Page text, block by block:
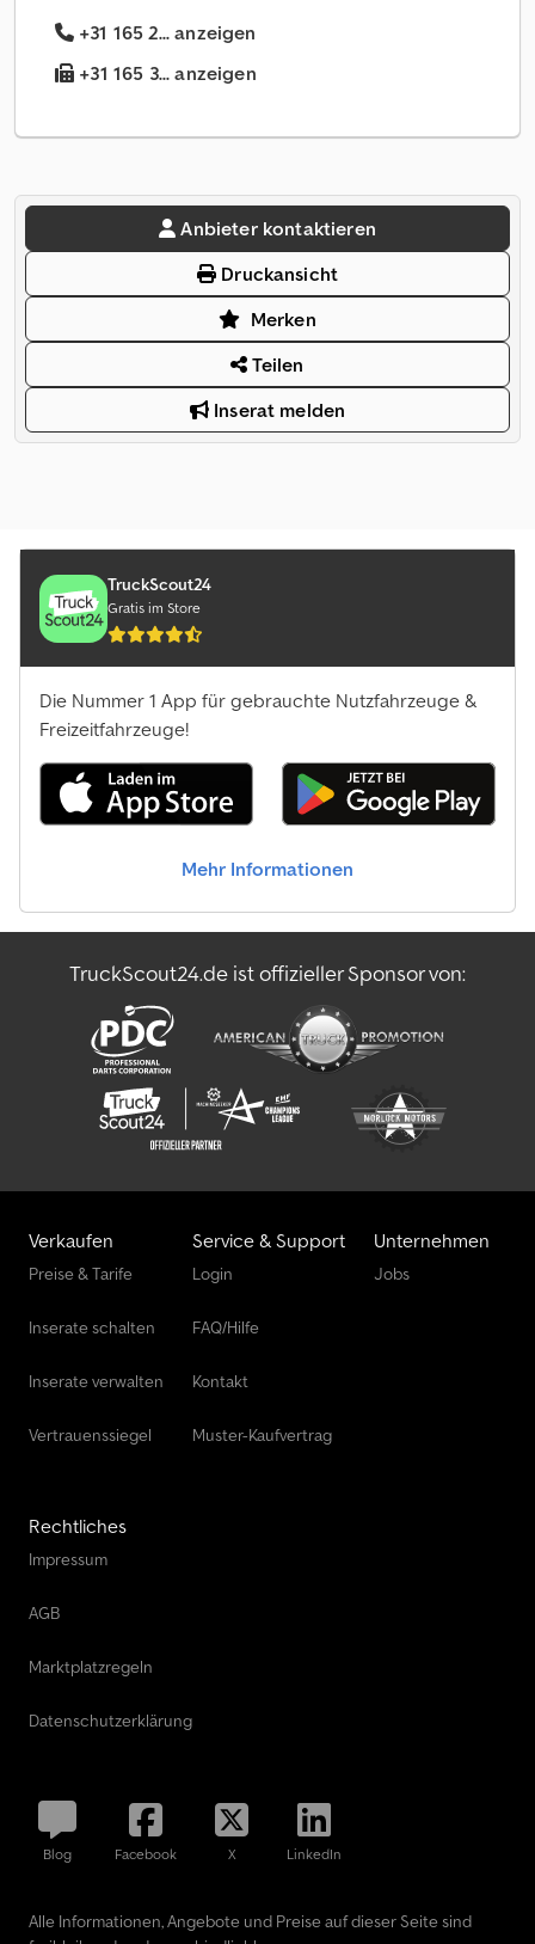
+31 165 2... anzeigen
+31 165 3... anzeigen
Anbieter kontaktieren
Druckansicht
Merken
Teilen
Inserat melden
TruckScout24
Gratis im Store
Die Nummer 1 App für gebrauchte Nutzfahrzeuge &
Freizeitfahrzeuge!
Mehr Informationen
TruckScout24.de ist offizieller Sponsor von:
Verkaufen
Preise & Tarife
Inserate schalten
Inserate verwalten
Vertrauenssiegel
Service & Support
Login
FAQ/Hilfe
Kontakt
Muster-Kaufvertrag
Unternehmen
Jobs
Rechtliches
Impressum
AGB
Marktplatzregeln
Datenschutzerklärung
Blog Facebook X LinkedIn
Alle Informationen, Angebote und Preise auf dieser Seite sind